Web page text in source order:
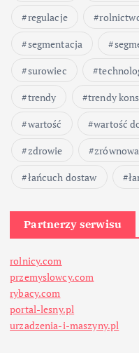
regulacje
segmentacja
surowiec
trendy
trendy
wartość
wartość
zdrowie
łańcuch dostaw
Partnerzy serwisu
rolnicy.com
przemyslowcy.com
rybacy.com
portal-lesny.pl
urzadzenia-i-maszyny.pl